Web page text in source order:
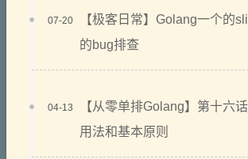
【极客日常】Golang一个的
的bug排查
07-20
【从零单排Golang】第十六
用法和基本原则
04-13